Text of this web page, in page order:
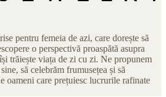
pentru femeia de azi, care dorește să
o perspectivă proaspătă asupra
trăiește viața de zi cu zi. Ne propunem
să celebrăm frumusețea și să
oameni care prețuiesc lucrurile rafinate